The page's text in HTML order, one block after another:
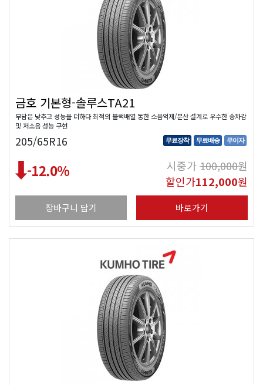
금호 기본형-솔루스TA21
부담은 낮추고 성능을 더하다 최적의 블럭배열 통한 소음억제/분산 설계로 우수한 승차감
및 저소음 성능 구현
205/65R16 무료장착 무료배송 무이자
-12.0% 시중가100,000원
할인가112,000원
장바구니 담기 바로가기